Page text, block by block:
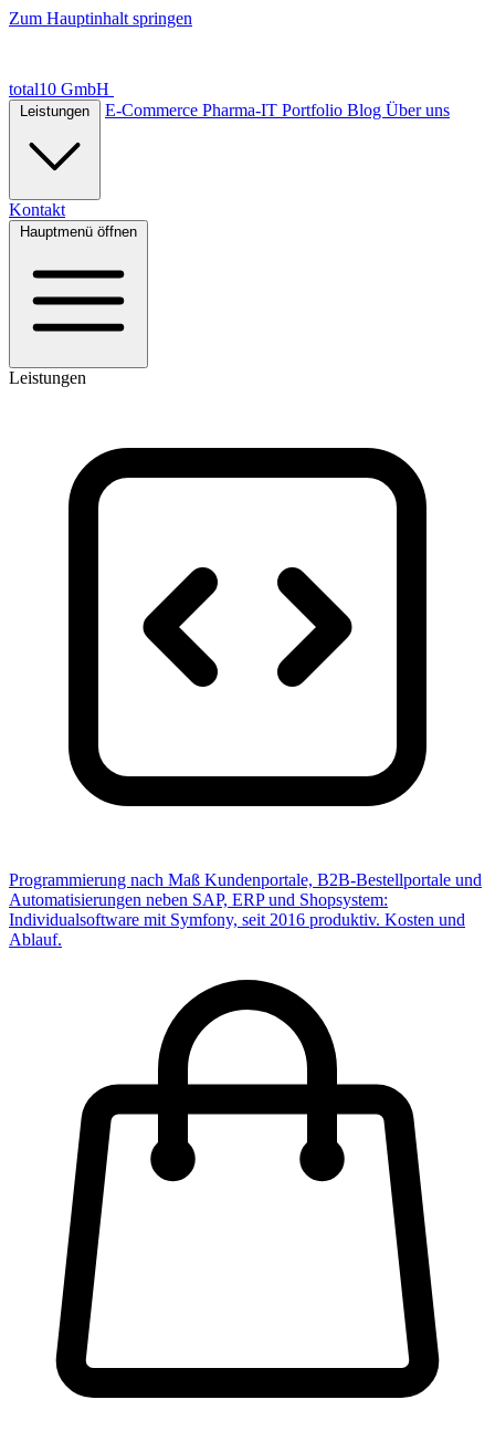
Zum Hauptinhalt springen
total10 GmbH
Leistungen E-Commerce Pharma-IT Portfolio Blog Über uns
Kontakt
Hauptmenü öffnen
Leistungen
Programmierung nach Maß Kundenportale, B2B-Bestellportale und
Automatisierungen neben SAP, ERP und Shopsystem:
Individualsoftware mit Symfony, seit 2016 produktiv. Kosten und
Ablauf.